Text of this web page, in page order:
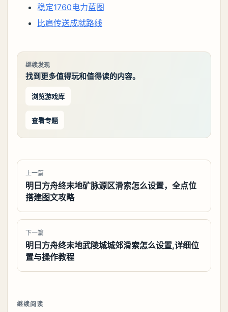
稳定1760电力蓝图
比肩传送成就路线
继续发现
找到更多值得玩和值得读的内容。
浏览游戏库
查看专题
上一篇
明日方舟终末地矿脉源区滑索怎么设置，全点位
搭建图文攻略
下一篇
明日方舟终末地武陵城城郊滑索怎么设置,详细位
置与操作教程
继续阅读